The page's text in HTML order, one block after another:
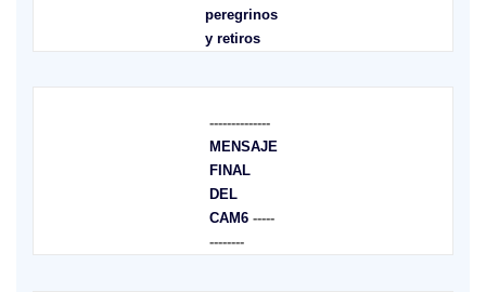
peregrinos
y retiros
--------------
MENSAJE
FINAL
DEL
CAM6-----
--------